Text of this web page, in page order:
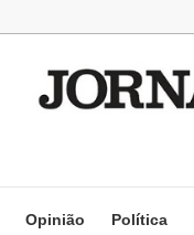
Opinião Política